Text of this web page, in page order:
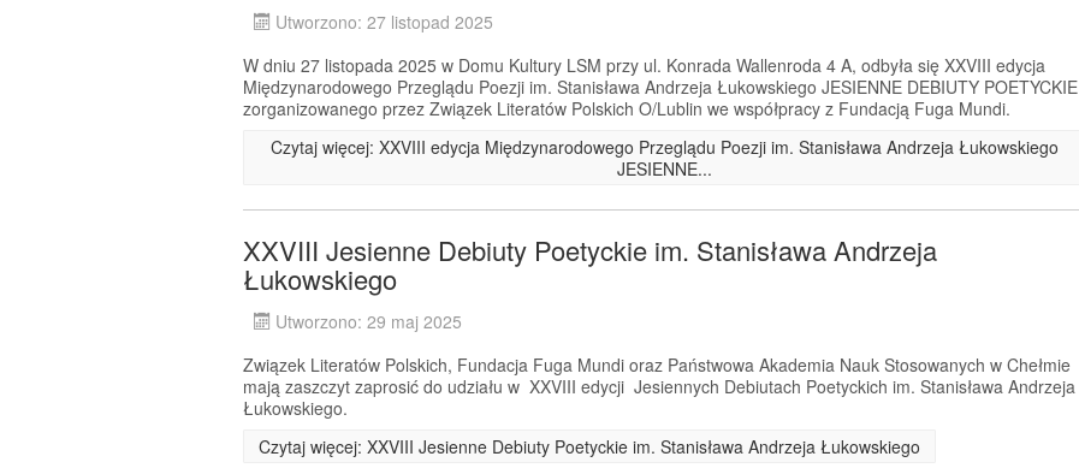
Utworzono: 27 listopad 2025
W dniu 27 listopada 2025 w Domu Kultury LSM przy ul. Konrada Wallenroda 4 A, odbyła się XXVIII edycja
Międzynarodowego Przeglądu Poezji im. Stanisława Andrzeja Łukowskiego JESIENNE DEBIUTY POETYCKIE
zorganizowanego przez Związek Literatów Polskich O/Lublin we współpracy z Fundacją Fuga Mundi.
Czytaj więcej: XXVIII edycja Międzynarodowego Przeglądu Poezji im. Stanisława Andrzeja Łukowskiego
JESIENNE...
XXVIII Jesienne Debiuty Poetyckie im. Stanisława Andrzeja
Łukowskiego
Utworzono: 29 maj 2025
Związek Literatów Polskich, Fundacja Fuga Mundi oraz Państwowa Akademia Nauk Stosowanych w Chełmie
mają zaszczyt zaprosić do udziału w XXVIII edycji Jesiennych Debiutach Poetyckich im. Stanisława Andrzeja
Łukowskiego.
Czytaj więcej: XXVIII Jesienne Debiuty Poetyckie im. Stanisława Andrzeja Łukowskiego